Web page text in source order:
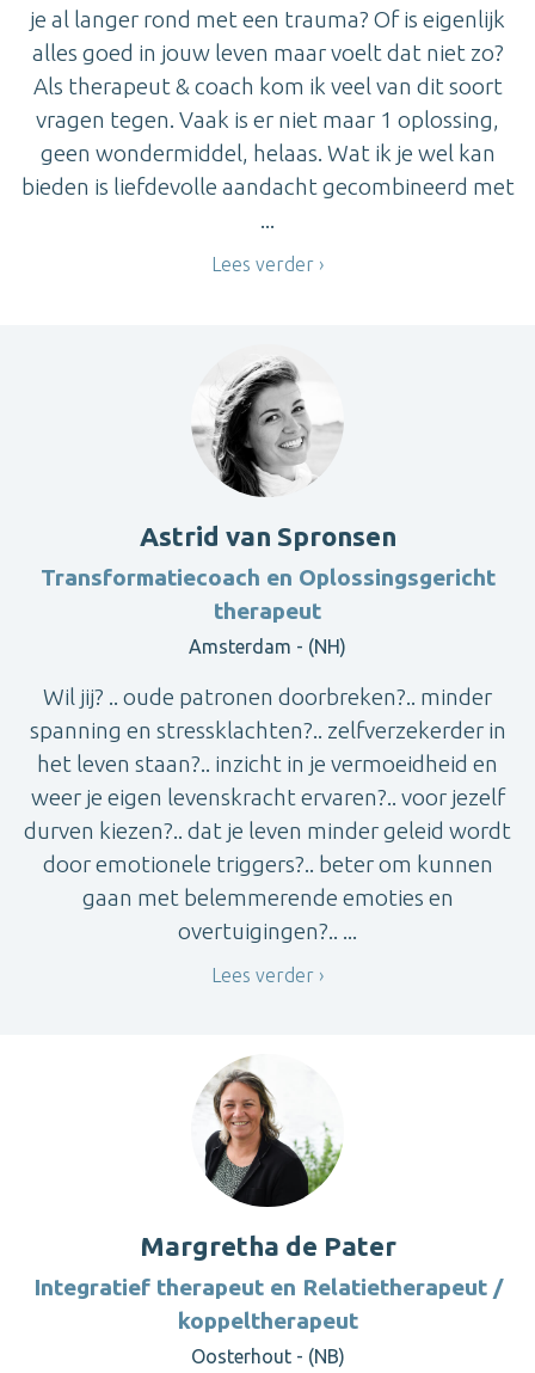
je al langer rond met een trauma? Of is eigenlijk
alles goed in jouw leven maar voelt dat niet zo?
Als therapeut & coach kom ik veel van dit soort
vragen tegen. Vaak is er niet maar 1 oplossing,
geen wondermiddel, helaas. Wat ik je wel kan
bieden is liefdevolle aandacht gecombineerd met
...
Lees verder
Astrid van Spronsen
Transformatiecoach en Oplossingsgericht
therapeut
Amsterdam - (NH)
Wil jij? .. oude patronen doorbreken?.. minder
spanning en stressklachten?.. zelfverzekerder in
het leven staan?.. inzicht in je vermoeidheid en
weer je eigen levenskracht ervaren?.. voor jezelf
durven kiezen?.. dat je leven minder geleid wordt
door emotionele triggers?.. beter om kunnen
gaan met belemmerende emoties en
overtuigingen?.. ...
Lees verder
Margretha de Pater
Integratief therapeut en Relatietherapeut /
koppeltherapeut
Oosterhout - (NB)